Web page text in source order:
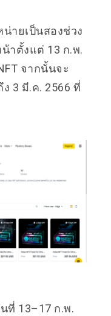
น่ายเป็นสองช่วง
าตั้งแต่ 13 ก.พ.
จากนั้นจะ
3 มี.ค. 2566 ที่
ที่ 13–17 ก.พ.